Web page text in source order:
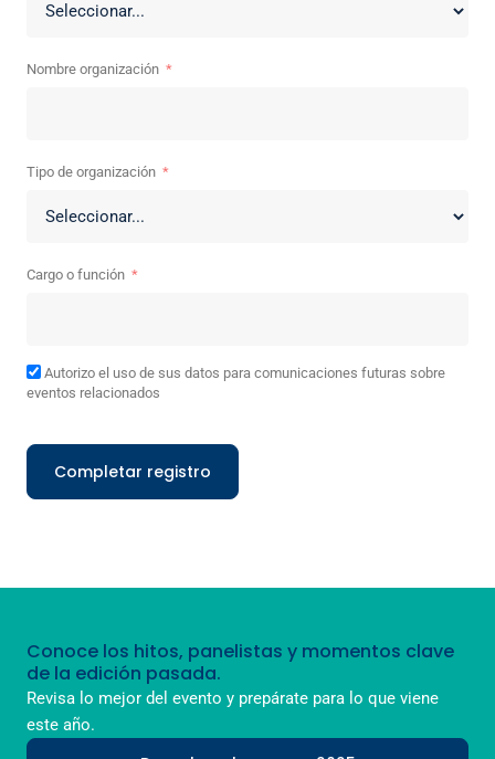
Nombre organización
Tipo de organización
Cargo o función
Autorizo el uso de sus datos para comunicaciones futuras sobre
eventos relacionados
Completar registro
Conoce los hitos, panelistas y momentos clave
de la edición pasada.
Revisa lo mejor del evento y prepárate para lo que viene
este año.